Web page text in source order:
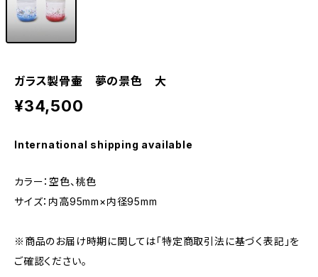
ガラス製骨壷 夢の景色 大
¥34,500
International shipping available
カラー：空色、桃色
サイズ：内高95mm×内径95mm
※商品のお届け時期に関しては「特定商取引法に基づく表記」を
ご確認ください。